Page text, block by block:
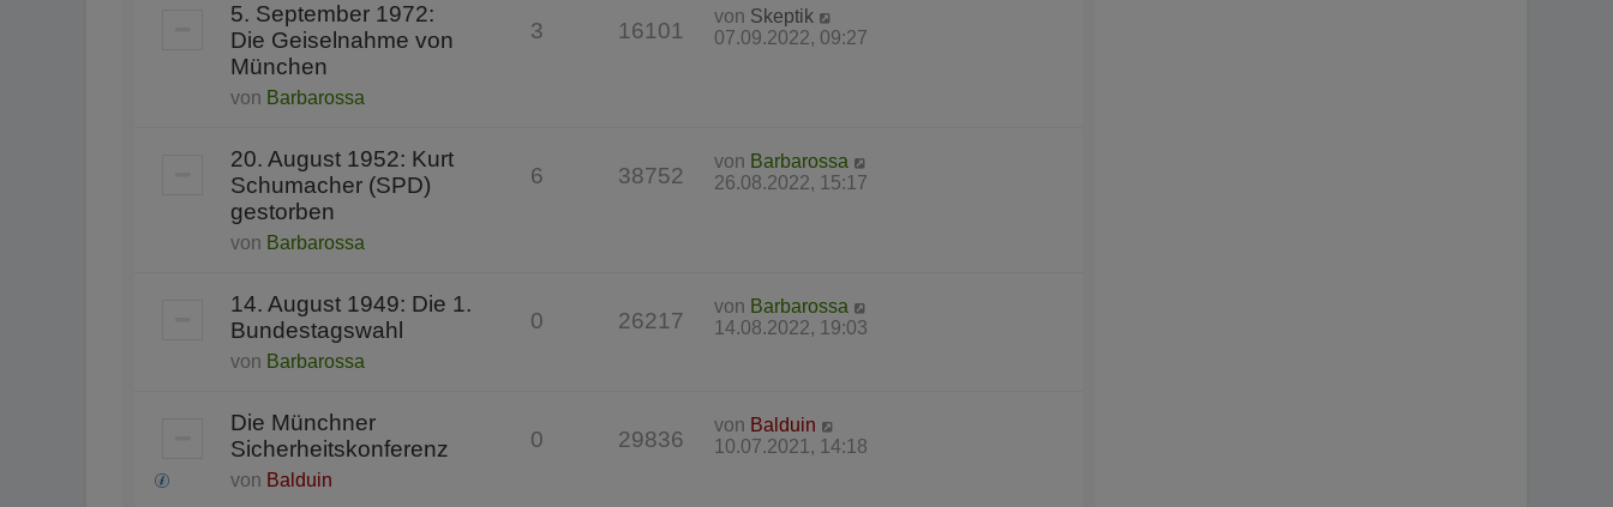
5. September 1972:
Die Geiselnahme von
München
von Barbarossa
3 16101
von Skeptik
07.09.2022, 09:27
20. August 1952: Kurt
Schumacher (SPD)
gestorben
von Barbarossa
6 38752
von Barbarossa
26.08.2022, 15:17
14. August 1949: Die 1.
Bundestagswahl
von Barbarossa
0 26217
von Barbarossa
14.08.2022, 19:03
Die Münchner
Sicherheitskonferenz
von Balduin
0 29836
von Balduin
10.07.2021, 14:18